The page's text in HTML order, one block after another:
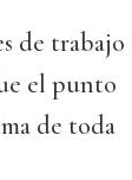
de trabajo
el punto
de toda